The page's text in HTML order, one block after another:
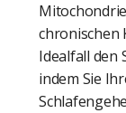
chronischen
Idealfall den
indem Sie